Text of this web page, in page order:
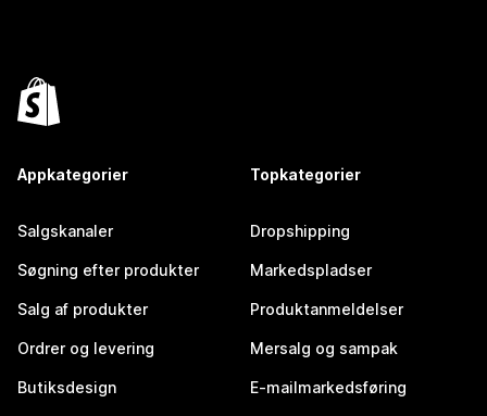
Appkategorier
Salgskanaler
Søgning efter produkter
Salg af produkter
Ordrer og levering
Butiksdesign
Topkategorier
Dropshipping
Markedspladser
Produktanmeldelser
Mersalg og sampak
E-mailmarkedsføring